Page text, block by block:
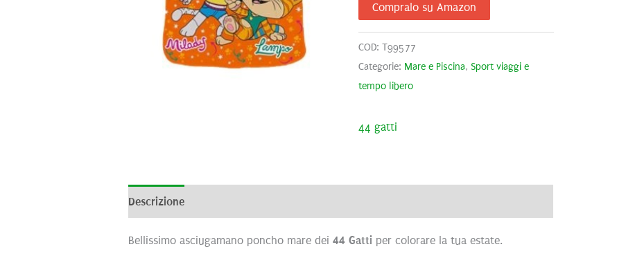
Compralo su Amazon
COD: T99577
Categorie: Mare e Piscina, Sport viaggi e
tempo libero
44 gatti
Descrizione
Bellissimo asciugamano poncho mare dei 44 Gatti per colorare la tua estate.